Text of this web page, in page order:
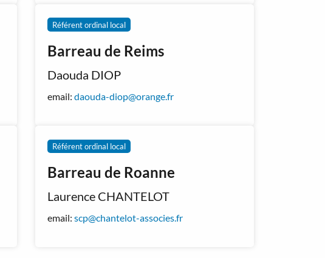
Référent ordinal local
Barreau de Reims
Daouda DIOP
email: daouda-diop@orange.fr
Référent ordinal local
Barreau de Roanne
Laurence CHANTELOT
email: scp@chantelot-associes.fr